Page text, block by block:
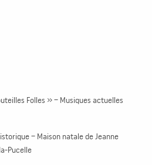
Folles » – Musiques actuelles
– Maison natale de Jeanne
Pucelle